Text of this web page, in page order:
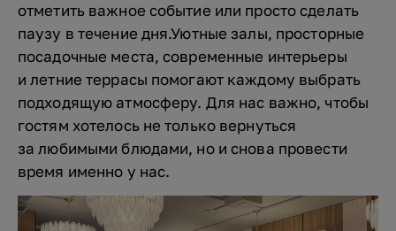
отметить важное событие или просто сделать
паузу в течение дня.Уютные залы, просторные
посадочные места, современные интерьеры
и летние террасы помогают каждому выбрать
подходящую атмосферу. Для нас важно, чтобы
гостям хотелось не только вернуться
за любимыми блюдами, но и снова провести
время именно у нас.